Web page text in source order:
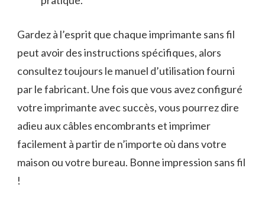
Gardez à l’esprit que chaque imprimante ‌sans fil
peut avoir des instructions spécifiques, alors
consultez toujours le​ manuel d’utilisation ‍fourni
par le ⁣fabricant.​ Une fois que vous avez configuré
votre imprimante avec succès, ⁣vous pourrez dire
adieu aux câbles encombrants‌ et imprimer
⁤facilement‌ à⁢ partir de n’importe où ⁢dans votre
maison ou votre bureau.⁢ Bonne impression⁢ sans fil
!